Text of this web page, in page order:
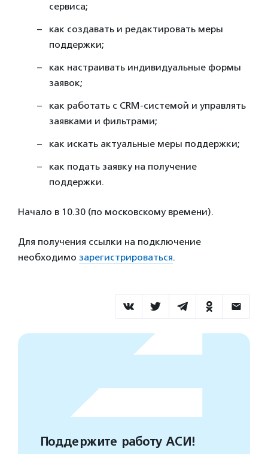
сервиса;
как создавать и редактировать меры
поддержки;
как настраивать индивидуальные формы
заявок;
как работать с CRM-системой и управлять
заявками и фильтрами;
как искать актуальные меры поддержки;
как подать заявку на получение
поддержки.
Начало в 10.30 (по московскому времени).
Для получения ссылки на подключение
необходимо зарегистрироваться.
Поддержите работу АСИ!